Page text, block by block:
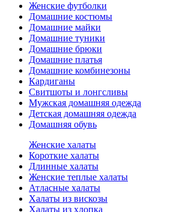
Женские футболки
Домашние костюмы
Домашние майки
Домашние туники
Домашние брюки
Домашние платья
Домашние комбинезоны
Кардиганы
Свитшоты и лонгсливы
Мужская домашняя одежда
Детская домашняя одежда
Домашняя обувь
Женские халаты
Короткие халаты
Длинные халаты
Женские теплые халаты
Атласные халаты
Халаты из вискозы
Халаты из хлопка